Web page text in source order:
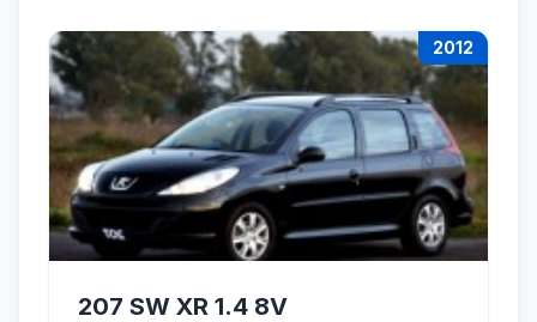
2012
207 SW XR 1.4 8V